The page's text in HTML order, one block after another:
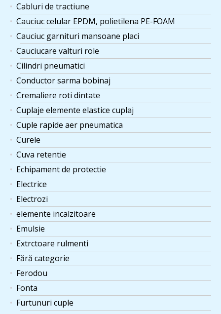
Cabluri de tractiune
Cauciuc celular EPDM, polietilena PE-FOAM
Cauciuc garnituri mansoane placi
Cauciucare valturi role
Cilindri pneumatici
Conductor sarma bobinaj
Cremaliere roti dintate
Cuplaje elemente elastice cuplaj
Cuple rapide aer pneumatica
Curele
Cuva retentie
Echipament de protectie
Electrice
Electrozi
elemente incalzitoare
Emulsie
Extrctoare rulmenti
Fără categorie
Ferodou
Fonta
Furtunuri cuple